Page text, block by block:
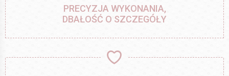
PRECYZJA WYKONANIA,
DBAŁOŚĆ O SZCZEGÓŁY